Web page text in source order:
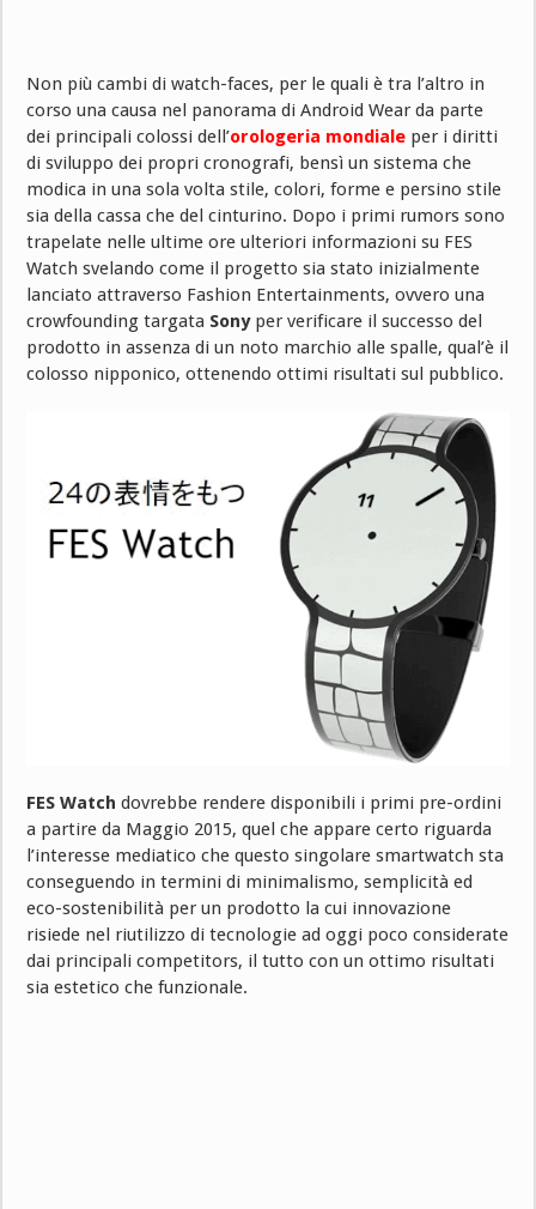
Non più cambi di watch-faces, per le quali è tra l’altro in
corso una causa nel panorama di Android Wear da parte
dei principali colossi dell’orologeria mondiale per i diritti
di sviluppo dei propri cronografi, bensì un sistema che
modica in una sola volta stile, colori, forme e persino stile
sia della cassa che del cinturino. Dopo i primi rumors sono
trapelate nelle ultime ore ulteriori informazioni su FES
Watch svelando come il progetto sia stato inizialmente
lanciato attraverso Fashion Entertainments, ovvero una
crowfounding targata Sonyper verificare il successo del
prodotto in assenza di un noto marchio alle spalle, qual’è il
colosso nipponico, ottenendo ottimi risultati sul pubblico.
FES Watch dovrebbe rendere disponibili i primi pre-ordini
a partire da Maggio 2015, quel che appare certo riguarda
l’interesse mediatico che questo singolare smartwatch sta
conseguendo in termini di minimalismo, semplicità ed
eco-sostenibilità per un prodotto la cui innovazione
risiede nel riutilizzo di tecnologie ad oggi poco considerate
dai principali competitors, il tutto con un ottimo risultati
sia estetico che funzionale.